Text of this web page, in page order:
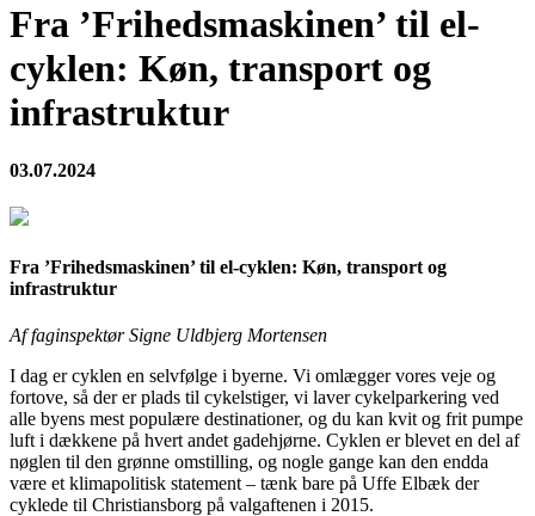
Fra ’Frihedsmaskinen’ til el-
cyklen: Køn, transport og
infrastruktur
03.07.2024
Fra ’Frihedsmaskinen’ til el-cyklen: Køn, transport og
infrastruktur
Af faginspektør Signe Uldbjerg Mortensen
I dag er cyklen en selvfølge i byerne. Vi omlægger vores veje og
fortove, så der er plads til cykelstiger, vi laver cykelparkering ved
alle byens mest populære destinationer, og du kan kvit og frit pumpe
luft i dækkene på hvert andet gadehjørne. Cyklen er blevet en del af
nøglen til den grønne omstilling, og nogle gange kan den endda
være et klimapolitisk statement – tænk bare på Uffe Elbæk der
cyklede til Christiansborg på valgaftenen i 2015.